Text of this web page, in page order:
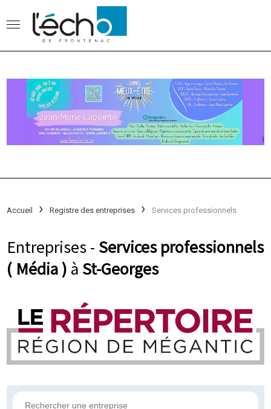
Accueil Registre des entreprises Services professionnels
Entreprises - Services professionnels
( Média ) à St-Georges